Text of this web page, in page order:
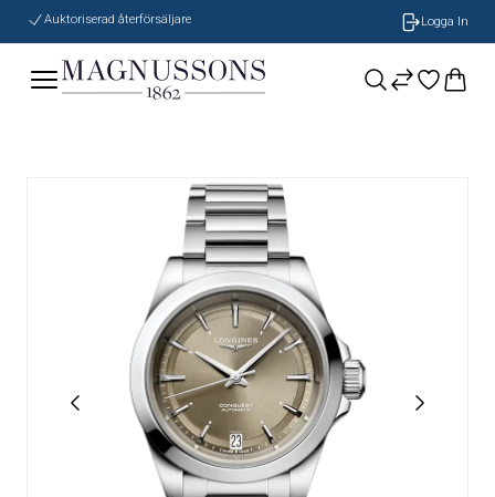
Auktoriserad återförsäljare Logga In